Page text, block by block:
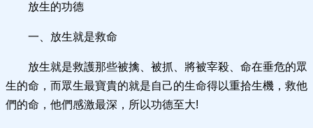
放生的功德
一、放生就是救命
放生就是救護那些被擒、被抓、將被宰殺、命在垂危的眾
生的命，而眾生最寶貴的就是自己的生命得以重拾生機，救他
們的命，他們感激最深，所以功德至大!